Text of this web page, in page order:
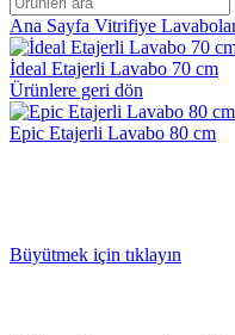
Ana Sayfa Vitrifiye
İdeal Etajerli Lavabo 70 cm
Ürünlere geri dön
Epic Etajerli Lavabo 80 cm
Büyütmek için tıklayın